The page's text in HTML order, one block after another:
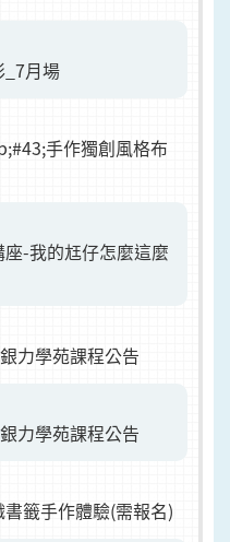
_7月場
手作獨創風格布
座-我的尪仔怎麼這麼
力學苑課程公告
力學苑課程公告
籤手作體驗(需報名)